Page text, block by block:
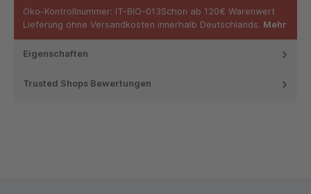
Öko-Kontrollnummer: IT-BIO-013Schon ab 120€ Warenwert
Lieferung ohne Versandkosten innerhalb Deutschlands. Mehr
Eigenschaften
Trusted Shops Bewertungen